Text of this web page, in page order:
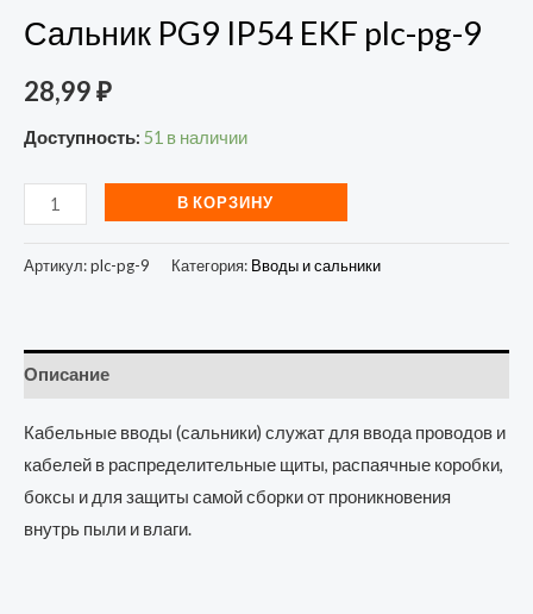
Сальник PG9 IP54 EKF plc-pg-9
28,99₽
Доступность: 51 в наличии
В КОРЗИНУ
Артикул:plc-pg-9 Категория: Вводы и сальники
Описание
Кабельные вводы (сальники) служат для ввода проводов и
кабелей в распределительные щиты, распаячные коробки,
боксы и для защиты самой сборки от проникновения
внутрь пыли и влаги.